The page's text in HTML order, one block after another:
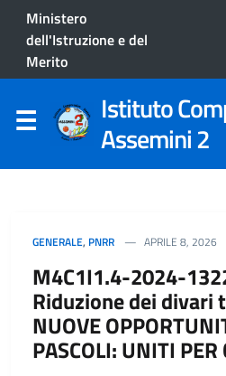
Ministero
dell'Istruzione e del
Merito
Istituto
Assemini 2
GENERALE, PNRR APRILE 8, 2026
M4C1I1.4-2024-
Riduzione dei
NUOVE
PASCOLI: UNITI PER